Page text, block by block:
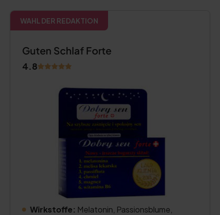
WAHL DER REDAKTION
Guten Schlaf Forte
4.8
Wirkstoffe: Melatonin, Passionsblume,